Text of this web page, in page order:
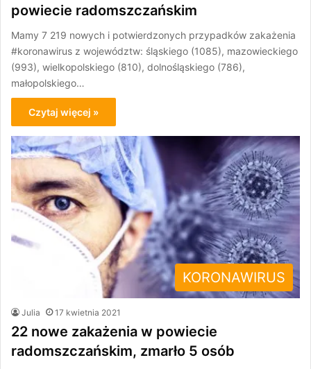
powiecie radomszczańskim
Mamy 7 219 nowych i potwierdzonych przypadków zakażenia
#koronawirus z województw: śląskiego (1085), mazowieckiego
(993), wielkopolskiego (810), dolnośląskiego (786),
małopolskiego…
Czytaj więcej »
KORONAWIRUS
Julia 17 kwietnia 2021
22 nowe zakażenia w powiecie
radomszczańskim, zmarło 5 osób